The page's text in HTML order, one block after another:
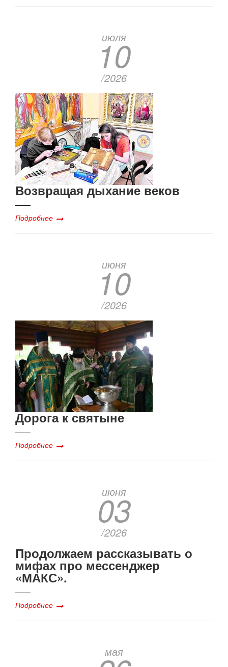
июля
10
/2026
Возвращая дыхание веков
Подробнее
июня
10
/2026
Дорога к святыне
Подробнее
июня
03
/2026
Продолжаем рассказывать о
мифах про мессенджер
«МАКС».
Подробнее
мая